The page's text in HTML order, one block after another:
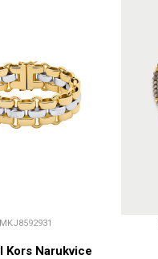
MKJ8592931
Kors Narukvice